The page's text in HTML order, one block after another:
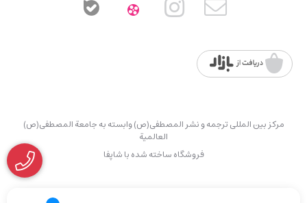
مرکز بین المللی ترجمه و نشر المصطفی(ص) وابسته به جامعة المصطفی(ص)
العالمیة
فروشگاه ساخته شده با شاپفا